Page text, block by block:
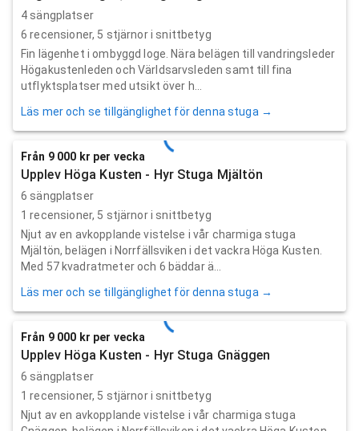
4 sängplatser
6 recensioner, 5 stjärnor i snittbetyg
Fin lägenhet i ombyggd loge. Nära belägen till vandringsleder
Högakustenleden och Världsarvsleden samt till fina
utflyktsplatser med utsikt över h...
Läs mer och se tillgänglighet för denna stuga →
Från 9 000 kr per vecka
Upplev Höga Kusten - Hyr Stuga Mjältön
6 sängplatser
1 recensioner, 5 stjärnor i snittbetyg
Njut av en avkopplande vistelse i vår charmiga stuga
Mjältön, belägen i Norrfällsviken i det vackra Höga Kusten.
Med 57 kvadratmeter och 6 bäddar ä...
Läs mer och se tillgänglighet för denna stuga →
Från 9 000 kr per vecka
Upplev Höga Kusten - Hyr Stuga Gnäggen
6 sängplatser
1 recensioner, 5 stjärnor i snittbetyg
Njut av en avkopplande vistelse i vår charmiga stuga